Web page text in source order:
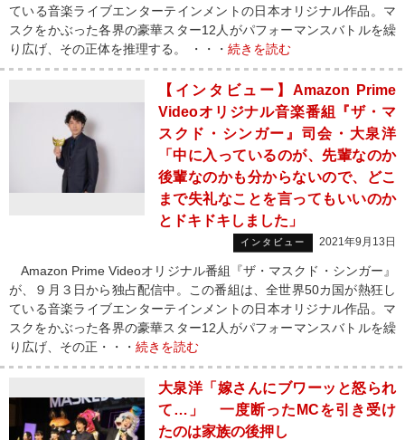
ている音楽ライブエンターテインメントの日本オリジナル作品。マ
スクをかぶった各界の豪華スター12人がパフォーマンスバトルを繰
り広げ、その正体を推理する。 ・・・ 続きを読む
【インタビュー】Amazon Prime
Videoオリジナル音楽番組『ザ・マ
スクド・シンガー』司会・大泉洋
「中に入っているのが、先輩なのか
後輩なのかも分からないので、どこ
まで失礼なことを言ってもいいのか
とドキドキしました」
インタビュー 2021年9月13日
Amazon Prime Videoオリジナル番組『ザ・マスクド・シンガー』
が、９月３日から独占配信中。この番組は、全世界50カ国が熱狂し
ている音楽ライブエンターテインメントの日本オリジナル作品。マ
スクをかぶった各界の豪華スター12人がパフォーマンスバトルを繰
り広げ、その正・・・ 続きを読む
大泉洋「嫁さんにブワーッと怒られ
て…」 一度断ったMCを引き受け
たのは家族の後押し